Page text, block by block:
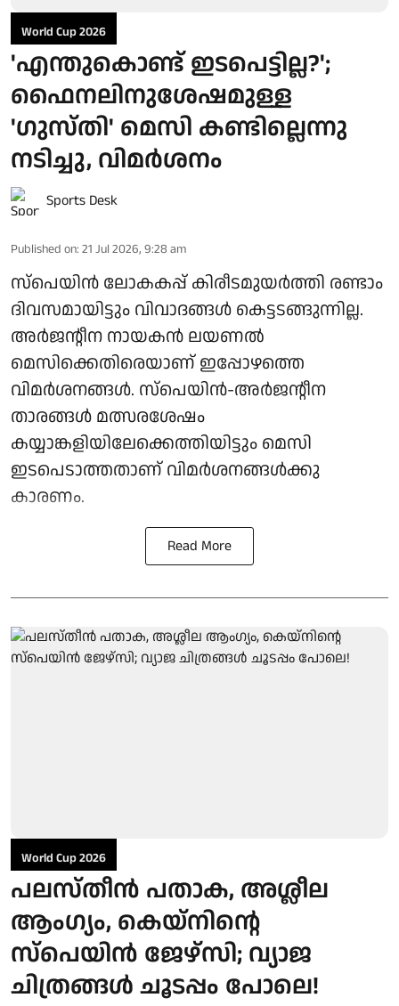
World Cup 2026
'എന്തുകൊണ്ട് ഇടപെട്ടില്ല?';
ഫൈനലിനുശേഷമുള്ള
'ഗുസ്തി' മെസി കണ്ടില്ലെന്നു
നടിച്ചു, വിമർശനം
Sports Desk
Published on: 21 Jul 2026, 9:28 am
സ്പെയിൻ ലോകകപ്പ് കിരീടമുയർത്തി രണ്ടാം
ദിവസമായിട്ടും വിവാദങ്ങൾ കെട്ടടങ്ങുന്നില്ല.
അർജന്റീന നായകൻ ലയണൽ
മെസിക്കെതിരെയാണ് ഇപ്പോഴത്തെ
വിമർശനങ്ങൾ. സ്‌പെയിൻ-അർജന്റീന
താരങ്ങൾ മത്സരശേഷം
കയ്യാങ്കളിയിലേക്കെത്തിയിട്ടും മെസി
ഇടപെടാത്തതാണ് വിമർശനങ്ങൾക്കു
കാരണം.
Read More
World Cup 2026
പലസ്തീൻ പതാക, അശ്ലീല
ആംഗ്യം, കെയ്‌നിന്റെ
സ്‌പെയിൻ ജേഴ്‌സി; വ്യാജ
ചിത്രങ്ങൾ ചൂടപ്പം പോലെ!